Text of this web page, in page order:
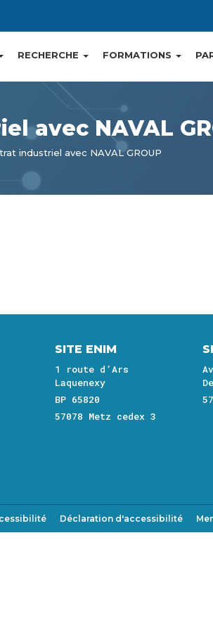
RECHERCHE FORMATIONS
avec NAVAL
industriel avec NAVAL GROUP
SITE ENIM
1 route d’Ars
Laquenexy
BP 65820
57078 Metz cedex 3
Déclaration d'accessibilité